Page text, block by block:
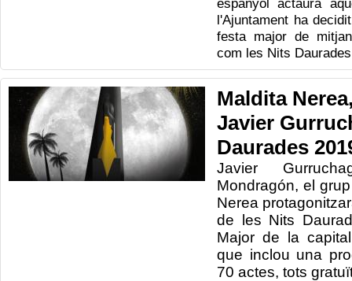
espanyol actaurá
l'Ajuntament ha
festa major de
com les Nits
Maldita
Javier
Daurades
Javier
Mondragón, el
Nerea
de les Nits
Major de la
que inclou una
70 actes, tots